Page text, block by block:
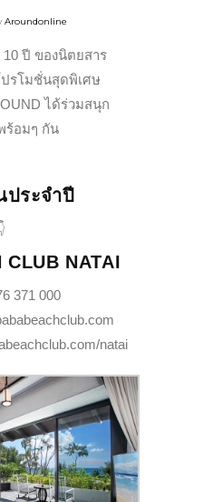
Aroundonline
ปี ของนิตยสาร
ปรโมชั่นสุดพิเศษ
ได้ร่วมสนุก
ร้อมๆ กัน
ระจำปี
CLUB NATAI
371 000
natai